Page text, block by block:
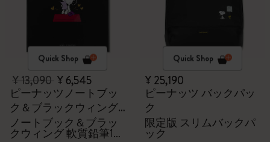
Quick Shop
¥ 13,090¥ 6,545
ピーナッツノートブッ
ク＆ブラックウィング
鉛筆のセット
ノートブック＆ブラッ
クウィング 軟質鉛筆12
Quick Shop
¥ 25,190
ピーナッツ バックパッ
ク
限定版 スリムバックパ
ック